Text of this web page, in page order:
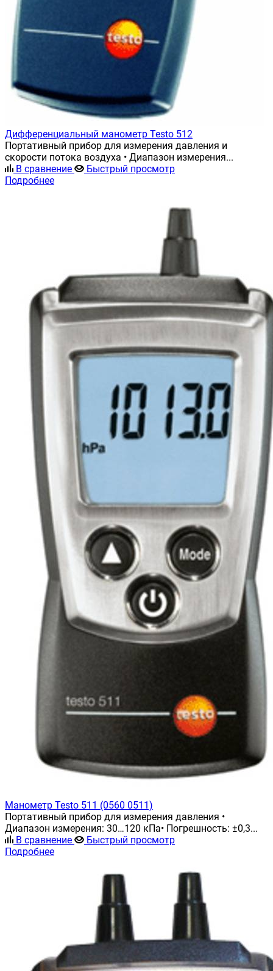
Дифференциальный манометр Testo 512
Портативный прибор для измерения давления и
скорости потока воздуха • Диапазон измерения...
В сравнение
Быстрый просмотр
Подробнее
Манометр Testo 511 (0560 0511)
Портативный прибор для измерения давления •
Диапазон измерения: 30…120 кПа• Погрешность: ±0,3...
В сравнение
Быстрый просмотр
Подробнее